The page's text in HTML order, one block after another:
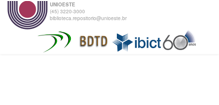
UNIOESTE
(45) 3220-3000
biblioteca.repositorio@unioeste.br